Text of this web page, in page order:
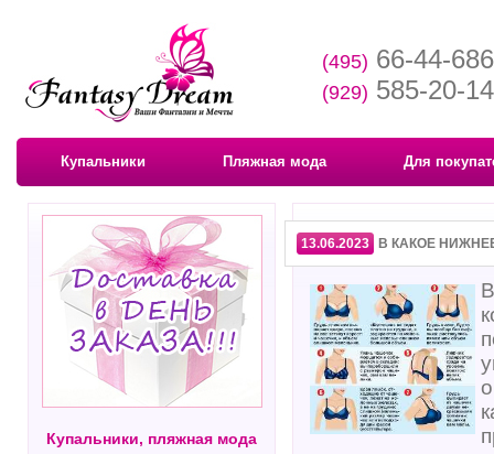
(495) 66-44-686
(929) 585-20-14
Купальники Пляжная мода Для
Купальники, пляжная мода
13.06.2023 В КАКОЕ